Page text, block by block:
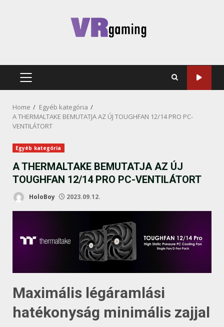
PRIMARY
Home
Egyéb kategória
A THERMALTAKE BEMUTATJA AZ ÚJ TOUGHFAN 12/14 PRO PC-
VENTILÁTORT
Egyéb kategória
A THERMALTAKE BEMUTATJA AZ ÚJ
TOUGHFAN 12/14 PRO PC-VENTILÁTORT
HoloBoy 2023.09.12.
Maximális légáramlási
hatékonyság minimális zajjal